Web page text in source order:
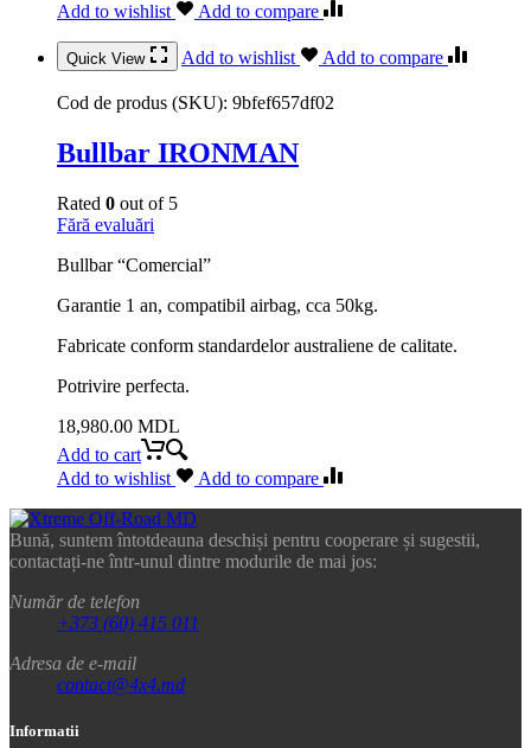
Add to wishlist
Add to compare
Quick View Add to wishlist Add to compare
Cod de produs (SKU): 9bfef657df02
Bullbar IRONMAN
Rated 0 out of 5
Fără evaluări
Bullbar “Comercial”
Garantie 1 an, compatibil airbag, cca 50kg.
Fabricate conform standardelor australiene de calitate.
Potrivire perfecta.
18,980.00 MDL
Add to cart
Add to wishlist
Add to compare
Bună, suntem întotdeauna deschiși pentru cooperare și sugestii,
contactați-ne într-unul dintre modurile de mai jos:
Număr de telefon
+373 (60) 415 011
Adresa de e-mail
contact@4x4.md
Informatii